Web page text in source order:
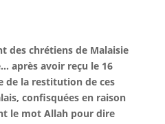
des chrétiens de Malaisie
après avoir reçu le 16
de la restitution de ces
confisquées en raison
le mot Allah pour dire